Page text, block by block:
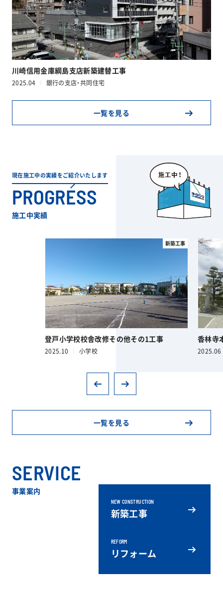
川崎信用金庫綱島支店新築建替工事
2025.04 銀行の支店・共同住宅
一覧を見る
現在施工中の実績をご紹介いたします
PROGRESS
施工中実績
新築工事
登戸小学校校舎改修その他その1工事
2025.10 小学校
香林寺
2025.06
一覧を見る
SERVICE
事業案内
NEW CONSTRUCTION
新築工事
REFORM
リフォーム